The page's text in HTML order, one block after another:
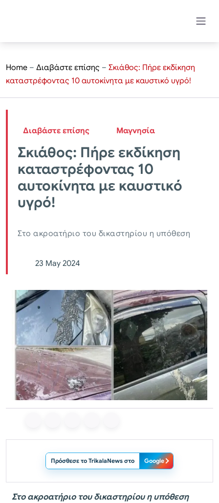
Home – Διαβάστε επίσης – Σκιάθος: Πήρε εκδίκηση
καταστρέφοντας 10 αυτοκίνητα με καυστικό υγρό!
Διαβάστε επίσης Μαγνησία
Σκιάθος: Πήρε εκδίκηση
καταστρέφοντας 10
αυτοκίνητα με καυστικό
υγρό!
Στο ακροατήριο του δικαστηρίου η υπόθεση
23 May 2024
Πρόσθεσε το TrikalaNews στο Google
Στο ακροατήριο του δικαστηρίου η υπόθεση